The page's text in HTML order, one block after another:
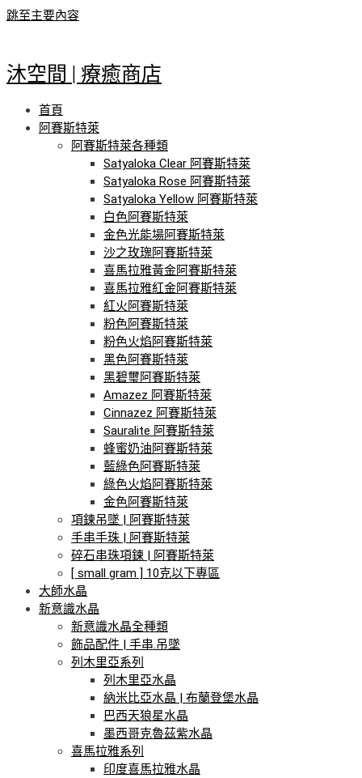
跳至主要內容
沐空間 | 療癒商店
首頁
阿賽斯特萊
阿賽斯特萊各種類
Satyaloka Clear 阿賽斯特萊
Satyaloka Rose 阿賽斯特萊
Satyaloka Yellow 阿賽斯特萊
白色阿賽斯特萊
金色光能場阿賽斯特萊
沙之玫瑰阿賽斯特萊
喜馬拉雅黃金阿賽斯特萊
喜馬拉雅紅金阿賽斯特萊
紅火阿賽斯特萊
粉色阿賽斯特萊
粉色火焰阿賽斯特萊
黑色阿賽斯特萊
黑碧璽阿賽斯特萊
Amazez 阿賽斯特萊
Cinnazez 阿賽斯特萊
Sauralite 阿賽斯特萊
蜂蜜奶油阿賽斯特萊
藍綠色阿賽斯特萊
綠色火焰阿賽斯特萊
金色阿賽斯特萊
項鍊吊墜 | 阿賽斯特萊
手串手珠 | 阿賽斯特萊
碎石串珠項鍊 | 阿賽斯特萊
[ small gram ] 10克以下專區
大師水晶
新意識水晶
新意識水晶全種類
飾品配件 | 手串.吊墜
列木里亞系列
列木里亞水晶
納米比亞水晶 | 布蘭登堡水晶
巴西天狼星水晶
墨西哥克魯茲紫水晶
喜馬拉雅系列
印度喜馬拉雅水晶